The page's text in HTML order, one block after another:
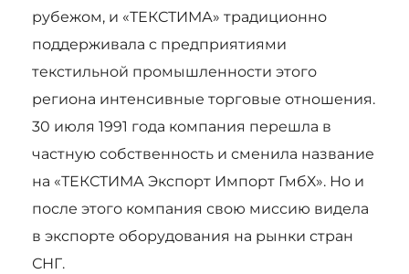
рубежом, и «ТЕКСТИМА» традиционно
поддерживала с предприятиями
текстильной промышленности этого
региона интенсивные торговые отношения.
30 июля 1991 года компания перешла в
частную собственность и сменила название
на «ТЕКСТИМА Экспорт Импорт ГмбХ». Но и
после этого компания свою миссию видела
в экспорте оборудования на рынки стран
СНГ.